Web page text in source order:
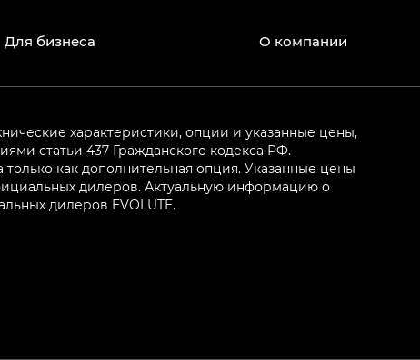
Для бизнеса О компании
характеристики, опции и указанные цены,
статьи 437 Гражданского кодекса РФ.
как дополнительная опция. Указанные цены
дилеров. Актуальную информацию о
дилеров EVOLUTE.